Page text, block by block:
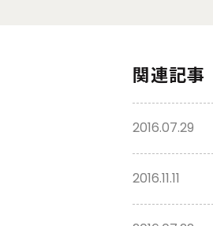
関連記事
2016.07.29
2016.11.11